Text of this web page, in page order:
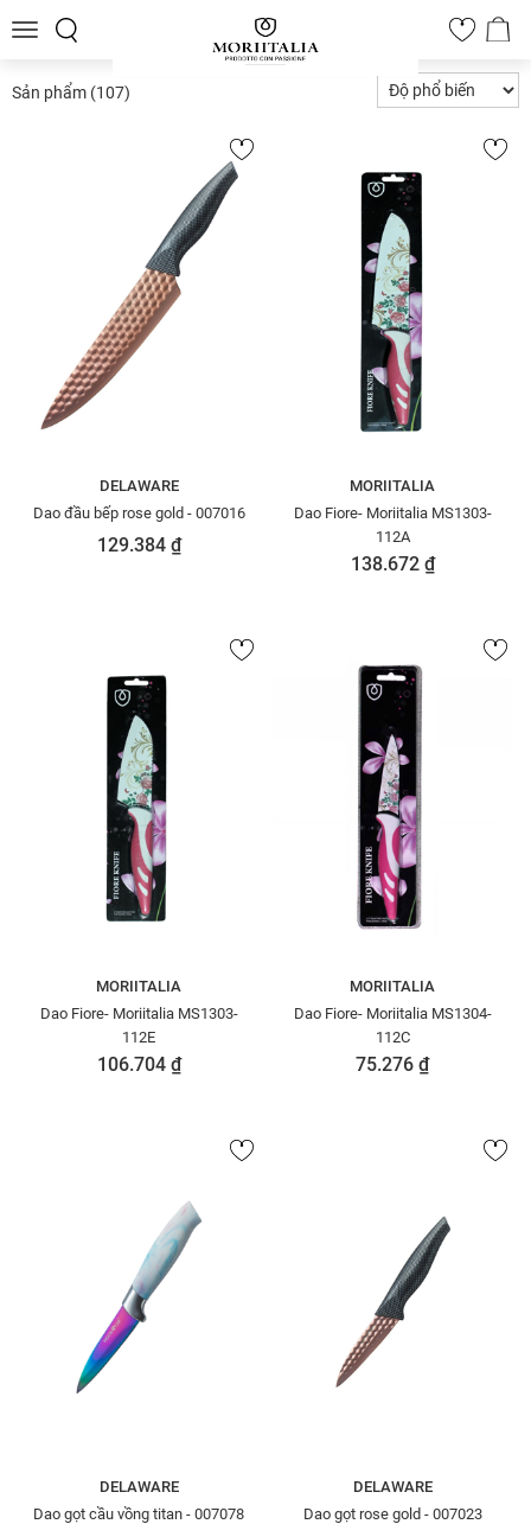
Toggle
0
Sản phẩm (107)
DELAWARE
Dao đầu bếp rose gold - 007016
129.384 ₫
MORIITALIA
Dao Fiore- Moriitalia MS1303-
112A
138.672 ₫
MORIITALIA
Dao Fiore- Moriitalia MS1303-
112E
106.704 ₫
MORIITALIA
Dao Fiore- Moriitalia MS1304-
112C
75.276 ₫
DELAWARE
Dao gọt cầu vồng titan - 007078
DELAWARE
Dao gọt rose gold - 007023